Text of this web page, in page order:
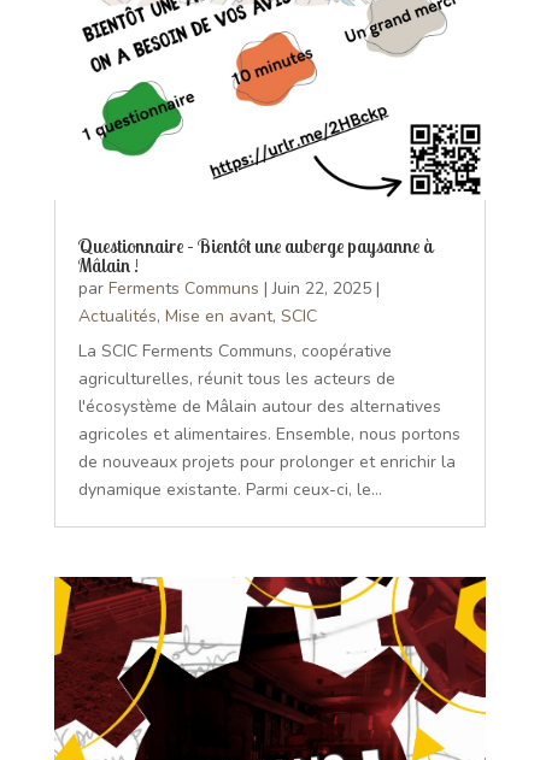
Questionnaire – Bientôt une auberge paysanne à
Mâlain !
par Ferments Communs |Juin 22, 2025|
Actualités, Mise en avant, SCIC
La SCIC Ferments Communs, coopérative
agriculturelles, réunit tous les acteurs de
l'écosystème de Mâlain autour des alternatives
agricoles et alimentaires. Ensemble, nous portons
de nouveaux projets pour prolonger et enrichir la
dynamique existante. Parmi ceux-ci, le...